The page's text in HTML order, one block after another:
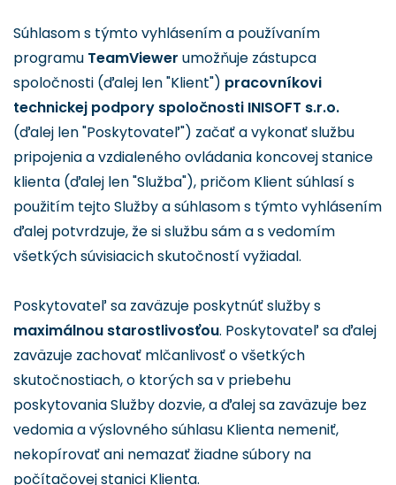
Súhlasom s týmto vyhlásením a používaním
programu TeamViewer umožňuje zástupca
spoločnosti (ďalej len "Klient") pracovníkovi
technickej podpory spoločnosti INISOFT s.r.o.
(ďalej len "Poskytovateľ") začať a vykonať službu
pripojenia a vzdialeného ovládania koncovej stanice
klienta (ďalej len "Služba"), pričom Klient súhlasí s
použitím tejto Služby a súhlasom s týmto vyhlásením
ďalej potvrdzuje, že si službu sám a s vedomím
všetkých súvisiacich skutočností vyžiadal.
Poskytovateľ sa zaväzuje poskytnúť služby s
maximálnou starostlivosťou. Poskytovateľ sa ďalej
zaväzuje zachovať mlčanlivosť o všetkých
skutočnostiach, o ktorých sa v priebehu
poskytovania Služby dozvie, a ďalej sa zaväzuje bez
vedomia a výslovného súhlasu Klienta nemeniť,
nekopírovať ani nemazať žiadne súbory na
počítačovej stanici Klienta.